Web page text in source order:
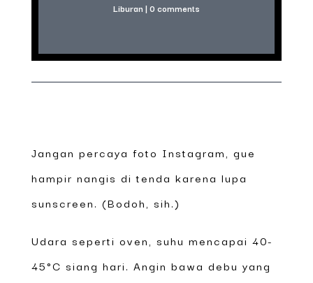
Liburan | 0 comments
Jangan percaya foto Instagram, gue
hampir nangis di tenda karena lupa
sunscreen. (Bodoh, sih.)
Udara seperti oven, suhu mencapai 40-
45°C siang hari. Angin bawa debu yang